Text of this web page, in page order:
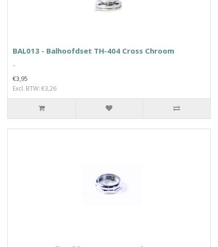
BAL013 - Balhoofdset TH-404 Cross Chroom
..
€3,95
Excl. BTW: €3,26